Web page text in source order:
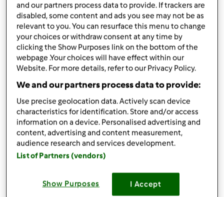
grossolamente
1pezzomela rossa, tagliata in 4
1cucchiainosale fino
1 pizzicopepe macinato
30grammiaceto bianco
30grammiolio di oliva
Aggiungi alla lista della spesa
Accessori che ti serviranno
Spatola
acquista
Boccale Completo TM6
and our partners process data to provide. If trackers are
disabled, some content and ads you see may not be as
relevant to you. You can resurface this menu to change
your choices or withdraw consent at any time by
clicking the Show Purposes link on the bottom of the
webpage .Your choices will have effect within our
Website. For more details, refer to our Privacy Policy.
We and our partners process data to provide:
Use precise geolocation data. Actively scan device
characteristics for identification. Store and/or access
information on a device. Personalised advertising and
content, advertising and content measurement,
audience research and services development.
List of Partners (vendors)
Show Purposes I Accept